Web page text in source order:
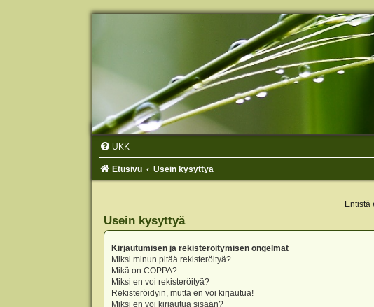
UKK
Etusivu Usein kysyttyä
Entistä
Usein kysyttyä
Kirjautumisen ja rekisteröitymisen ongelmat
Miksi minun pitää rekisteröityä?
Mikä on COPPA?
Miksi en voi rekisteröityä?
Rekisteröidyin, mutta en voi kirjautua!
Miksi en voi kirjautua sisään?